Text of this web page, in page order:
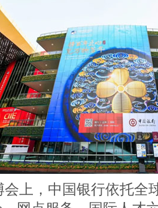
会上，中国银行依托全